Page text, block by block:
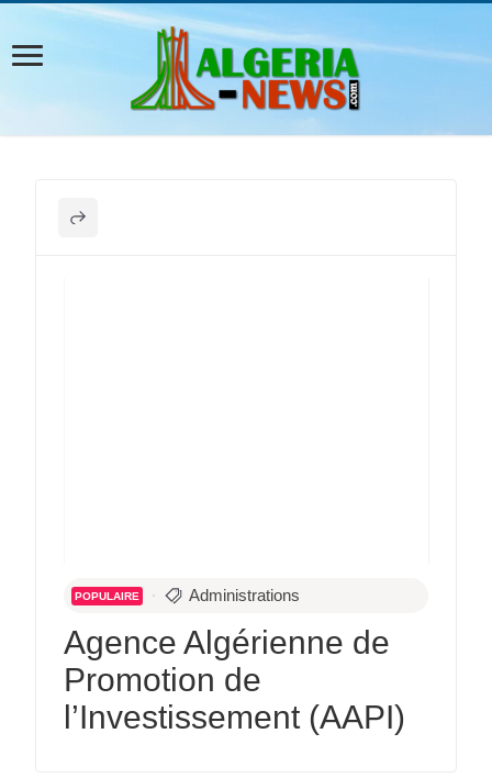
POPULAIRE Administrations
Agence Algérienne de
Promotion de
l’Investissement (AAPI)